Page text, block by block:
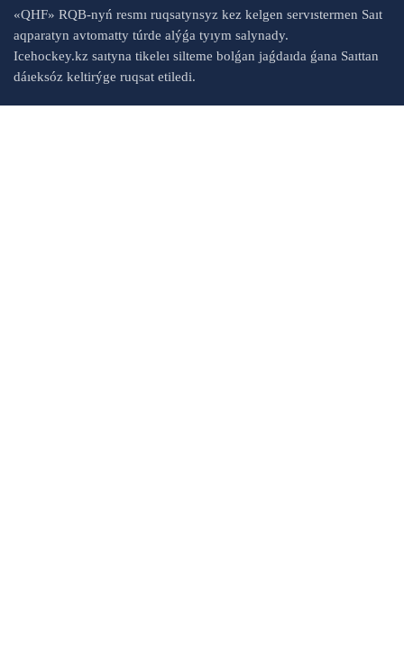
«QHF» RQB-nyń resmı ruqsatynsyz kez kelgen servıstermen Saıt
aqparatyn avtomatty túrde alýǵa tyıym salynady.
Icehockey.kz saıtyna tikeleı silteme bolǵan jaǵdaıda ǵana Saıttan
dáıeksóz keltirýge ruqsat etiledi.